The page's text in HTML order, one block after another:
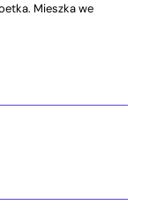
Mieszka we